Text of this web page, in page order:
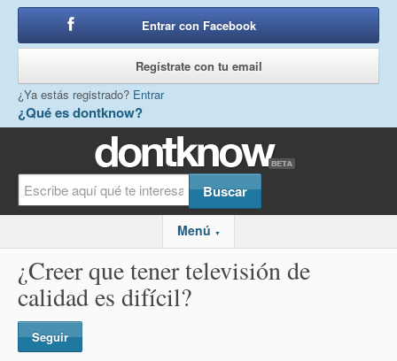
¿Qué es dontknow?
Entrar con Facebook
Regístrate con tu email
¿Ya estás registrado? Entrar
Menú ▼
¿Creer que tener televisión de
calidad es difícil?
Seguir